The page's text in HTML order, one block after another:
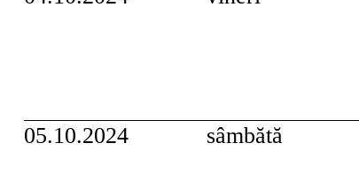
05.10.2024 sâmbătă